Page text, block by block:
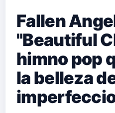
Fallen
"Beautiful
himno pop
la belleza